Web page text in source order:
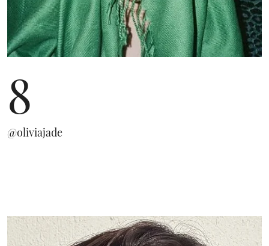
8
@oliviajade